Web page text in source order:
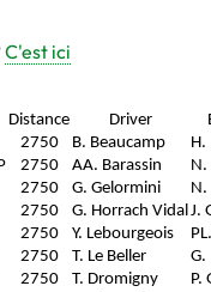
C'est ici
Distance Driver
2750 B. Beaucamp
H.
2750 AA. Barassin
N.
2750 G. Gelormini
N.
2750 G. Horrach VidalJ.
2750 Y. Lebourgeois
2750 T. Le Beller
G.
2750 T. Dromigny
P.